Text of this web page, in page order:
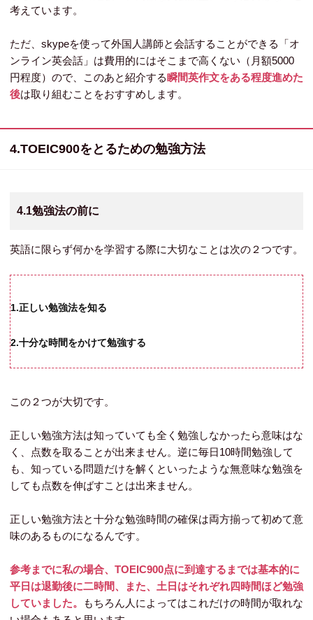
考えています。
ただ、skypeを使って外国人講師と会話することができる「オ
ンライン英会話」は費用的にはそこまで高くない（月額5000
円程度）ので、このあと紹介する瞬間英作文をある程度進めた
後は取り組むことをおすすめします。
4.TOEIC900をとるための勉強方法
4.1勉強法の前に
英語に限らず何かを学習する際に大切なことは次の２つです。
1.正しい勉強法を知る
2.十分な時間をかけて勉強する
この２つが大切です。
正しい勉強方法は知っていても全く勉強しなかったら意味はな
く、点数を取ることが出来ません。逆に毎日10時間勉強して
も、知っている問題だけを解くといったような無意味な勉強を
しても点数を伸ばすことは出来ません。
正しい勉強方法と十分な勉強時間の確保は両方揃って初めて意
味のあるものになるんです。
参考までに私の場合、TOEIC900点に到達するまでは基本的に
平日は退勤後に二時間、また、土日はそれぞれ四時間ほど勉強
していました。
もちろん人によってはこれだけの時間が取れな